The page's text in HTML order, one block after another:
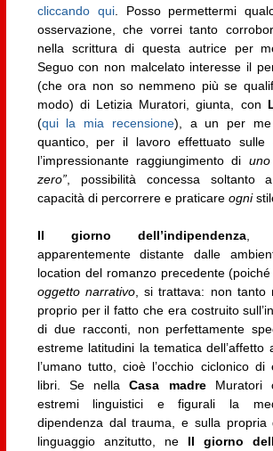
cliccando qui. Posso permettermi
osservazione, che vorrei tanto
nella scrittura di questa autrice per
Seguo con non malcelato interesse il
(che ora non so nemmeno più se
modo) di Letizia Muratori, giunta, con
(qui la mia recensione), a un per me
quantico, per il lavoro effettuato sulle
l’impressionante raggiungimento di
zero”, possibilità concessa soltanto
capacità di percorrere e praticare ogni
Il giorno dell’indipendenza ,
apparentemente distante dalle
location del romanzo precedente
oggetto narrativo, si trattava: non tanto
proprio per il fatto che era costruito
di due racconti, non perfettamente
estreme latitudini la tematica dell’affetto
l’umano tutto, cioè l’occhio ciclonico di
libri. Se nellaCasa madreMuratori
estremi linguistici e figurali la
dipendenza dal trauma, e sulla propria
linguaggio anzitutto, ne Il giorno